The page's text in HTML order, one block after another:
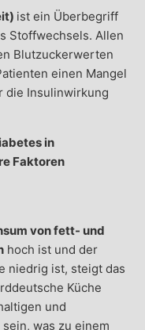
ist ein Überbegriff
Stoffwechsels. Allen
Blutzuckerwerten
einen Mangel
die Insulinwirkung
in
Faktoren
von fett- und
hoch ist und der
niedrig ist, steigt das
Küche
und
was zu einem